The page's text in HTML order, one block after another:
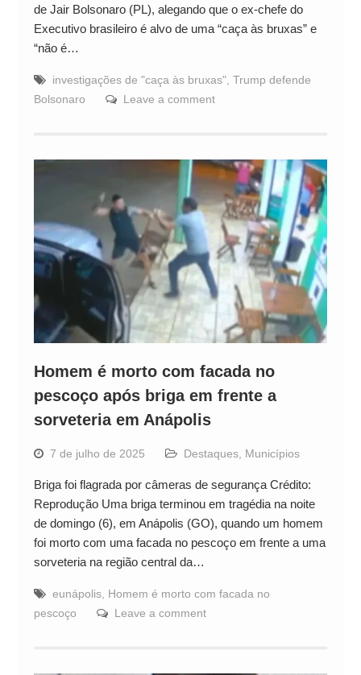
de Jair Bolsonaro (PL), alegando que o ex-chefe do
Executivo brasileiro é alvo de uma “caça às bruxas” e
“não é…
investigações de "caça às bruxas", Trump defende
Bolsonaro
Leave a comment
Homem é morto com facada no
pescoço após briga em frente a
sorveteria em Anápolis
7 de julho de 2025 Destaques, Municípios
Briga foi flagrada por câmeras de segurança Crédito:
Reprodução Uma briga terminou em tragédia na noite
de domingo (6), em Anápolis (GO), quando um homem
foi morto com uma facada no pescoço em frente a uma
sorveteria na região central da…
eunápolis, Homem é morto com facada no
pescoço
Leave a comment